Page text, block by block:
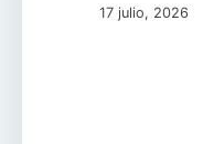
17 julio, 2026